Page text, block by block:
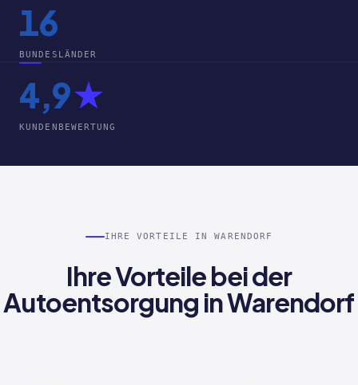
16
BUNDESLÄNDER
4,9★
KUNDENBEWERTUNG
IHRE VORTEILE IN WARENDORF
Ihre Vorteile bei der
Autoentsorgung in Warendorf